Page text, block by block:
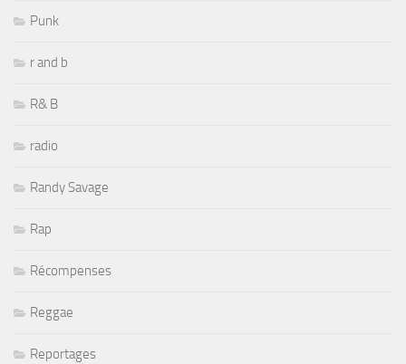
Punk
r and b
R& B
radio
Randy Savage
Rap
Récompenses
Reggae
Reportages